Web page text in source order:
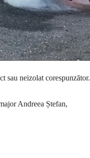
sau neizolat corespunzător.
Andreea Ștefan,